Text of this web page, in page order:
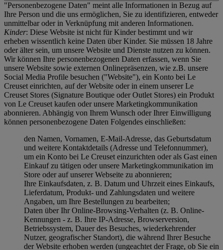
"Personenbezogene Daten" meint alle Informationen in Bezug auf
Ihre Person und die uns ermöglichen, Sie zu identifizieren, entweder
unmittelbar oder in Verknüpfung mit anderen Informationen.
Kinder: Diese Website ist nicht für Kinder bestimmt und wir
erheben wissentlich keine Daten über Kinder. Sie müssen 18 Jahre
oder älter sein, um unsere Website und Dienste nutzen zu können.
Wir können Ihre personenbezogenen Daten erfassen, wenn Sie
unsere Website sowie externen Onlinepräsenzen, wie z.B. unsere
Social Media Profile besuchen ("Website"), ein Konto bei Le
Creuset einrichten, auf der Website oder in einem unserer Le
Creuset Stores (Signature Boutique oder Outlet Stores) ein Produkt
von Le Creuset kaufen oder unsere Marketingkommunikation
abonnieren. Abhängig von Ihrem Wunsch oder Ihrer Einwilligung
können personenbezogene Daten Folgendes einschließen:
den Namen, Vornamen, E-Mail-Adresse, das Geburtsdatum
und weitere Kontaktdetails (Adresse und Telefonnummer),
um ein Konto bei Le Creuset einzurichten oder als Gast einen
Einkauf zu tätigen oder unsere Marketingkommunikation im
Store oder auf unserer Webseite zu abonnieren;
Ihre Einkaufsdaten, z. B. Datum und Uhrzeit eines Einkaufs,
Lieferdatum, Produkt- und Zahlungsdaten und weitere
Angaben, um Ihre Bestellungen zu bearbeiten;
Daten über Ihr Online-Browsing-Verhalten (z. B. Online-
Kennungen - z. B. Ihre IP-Adresse, Browserversion,
Betriebssystem, Dauer des Besuches, wiederkehrender
Nutzer, geografischer Standort), die während Ihrer Besuche
der Website erhoben werden (ungeachtet der Frage, ob Sie ein